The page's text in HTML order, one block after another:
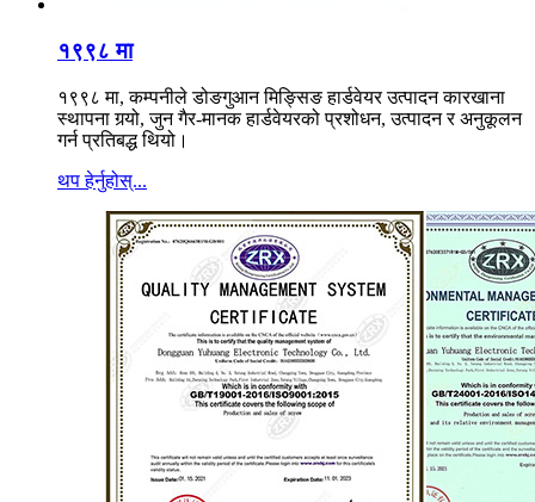
१९९८ मा
१९९८ मा, कम्पनीले डोङगुआन मिङ्सिङ हार्डवेयर उत्पादन कारखाना
स्थापना गर्‍यो, जुन गैर-मानक हार्डवेयरको प्रशोधन, उत्पादन र अनुकूलन
गर्न प्रतिबद्ध थियो।
थप हेर्नुहोस्...